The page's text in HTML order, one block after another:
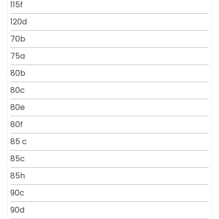
115f
120d
70b
75a
80b
80c
80e
80f
85 c
85c
85h
90c
90d